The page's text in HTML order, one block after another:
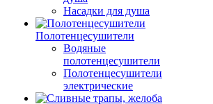
Насадки для душа
Полотенцесушители
Водяные
полотенцесушители
Полотенцесушители
электрические